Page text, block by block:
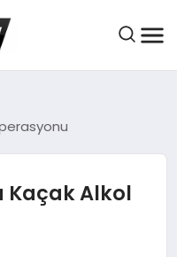
Kaçak Alkol